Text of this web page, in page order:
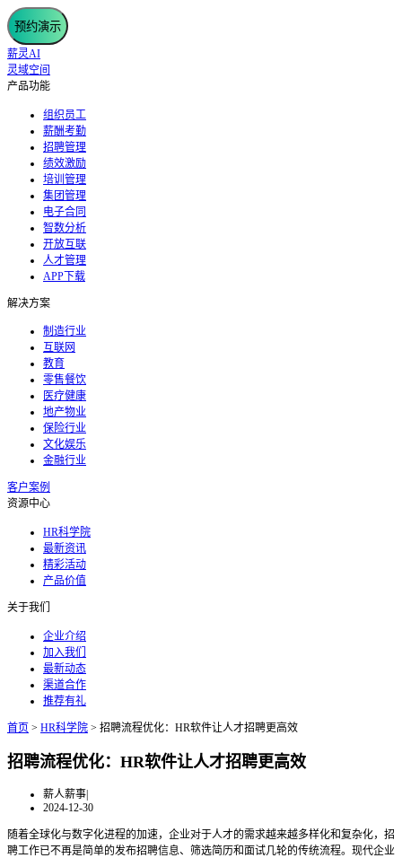
预约演示
薪灵AI
灵域空间
产品功能
组织员工
薪酬考勤
招聘管理
绩效激励
培训管理
集团管理
电子合同
智数分析
开放互联
人才管理
APP下载
解决方案
制造行业
互联网
教育
零售餐饮
医疗健康
地产物业
保险行业
文化娱乐
金融行业
客户案例
资源中心
HR科学院
最新资讯
精彩活动
产品价值
关于我们
企业介绍
加入我们
最新动态
渠道合作
推荐有礼
首页 > HR科学院 > 招聘流程优化：HR软件让人才招聘更高效
招聘流程优化：HR软件让人才招聘更高效
薪人薪事|
2024-12-30
随着全球化与数字化进程的加速，企业对于人才的需求越来越多样化和复杂化，招
聘工作已不再是简单的发布招聘信息、筛选简历和面试几轮的传统流程。现代企业